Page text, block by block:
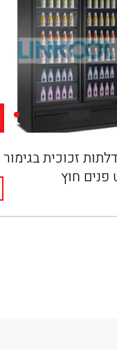
מקרר 2 דלתות זכוכית בגימור
חוץ